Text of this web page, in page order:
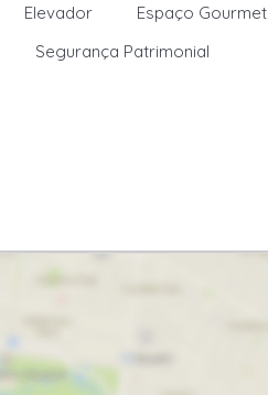
Elevador Espaço Gourmet
Segurança Patrimonial